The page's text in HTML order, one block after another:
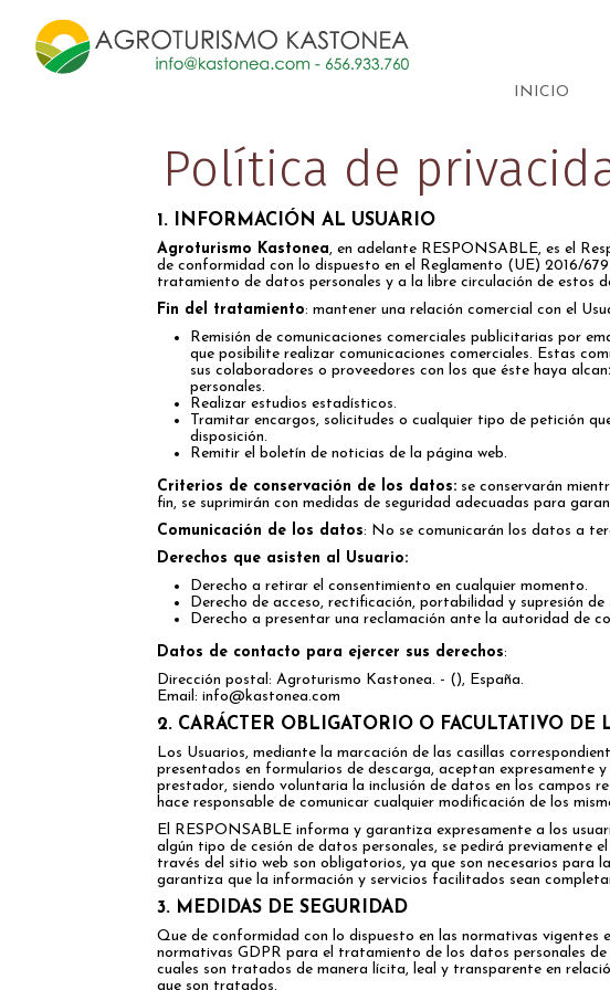
INICIO
Política de
1. INFORMACIÓN AL USUARIO
Agroturismo Kastonea, en adelante RESPONSABLE, es el
de conformidad con lo dispuesto en el Reglamento (UE) 2016/
tratamiento de datos personales y a la libre circulación de estos
Fin del tratamiento: mantener una relación comercial con el
Remisión de comunicaciones comerciales publicitarias por
que posibilite realizar comunicaciones comerciales. Estas
sus colaboradores o proveedores con los que éste haya
personales.
Realizar estudios estadísticos.
Tramitar encargos, solicitudes o cualquier tipo de petición
disposición.
Remitir el boletín de noticias de la página web.
Criterios de conservación de los datos: se conservarán
fin, se suprimirán con medidas de seguridad adecuadas para
Comunicación de los datos: No se comunicarán los datos a
Derechos que asisten al Usuario:
Derecho a retirar el consentimiento en cualquier momento.
Derecho de acceso, rectificación, portabilidad y supresión
Derecho a presentar una reclamación ante la autoridad de
Datos de contacto para ejercer sus derechos:
Dirección postal: Agroturismo Kastonea. - (), España.
Email: info@kastonea.com
2. CARÁCTER OBLIGATORIO O FACULTATIVO
Los Usuarios, mediante la marcación de las casillas
presentados en formularios de descarga, aceptan expresamente
prestador, siendo voluntaria la inclusión de datos en los campos
hace responsable de comunicar cualquier modificación de los
El RESPONSABLE informa y garantiza expresamente a los
algún tipo de cesión de datos personales, se pedirá previamente
través del sitio web son obligatorios, ya que son necesarios para
garantiza que la información y servicios facilitados sean
3. MEDIDAS DE SEGURIDAD
Que de conformidad con lo dispuesto en las normativas vigentes
normativas GDPR para el tratamiento de los datos personales
cuales son tratados de manera lícita, leal y transparente en
que son tratados.